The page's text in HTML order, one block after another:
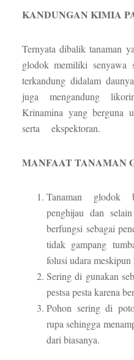
KANDUNGAN KIMIA
Ternyata dibalik tanaman
glodok memiliki senyawa
terkandung didalam
juga mengandung
Krinamina yang berguna
serta ekspektoran.
MANFAAT TANAMAN
Tanaman glodok
penghijau dan
berfungsi sebagai
tidak gampang
folusi udara
Sering di gunakan
pestsa pesta karena
Pohon sering di
rupa sehingga
dari biasanya.